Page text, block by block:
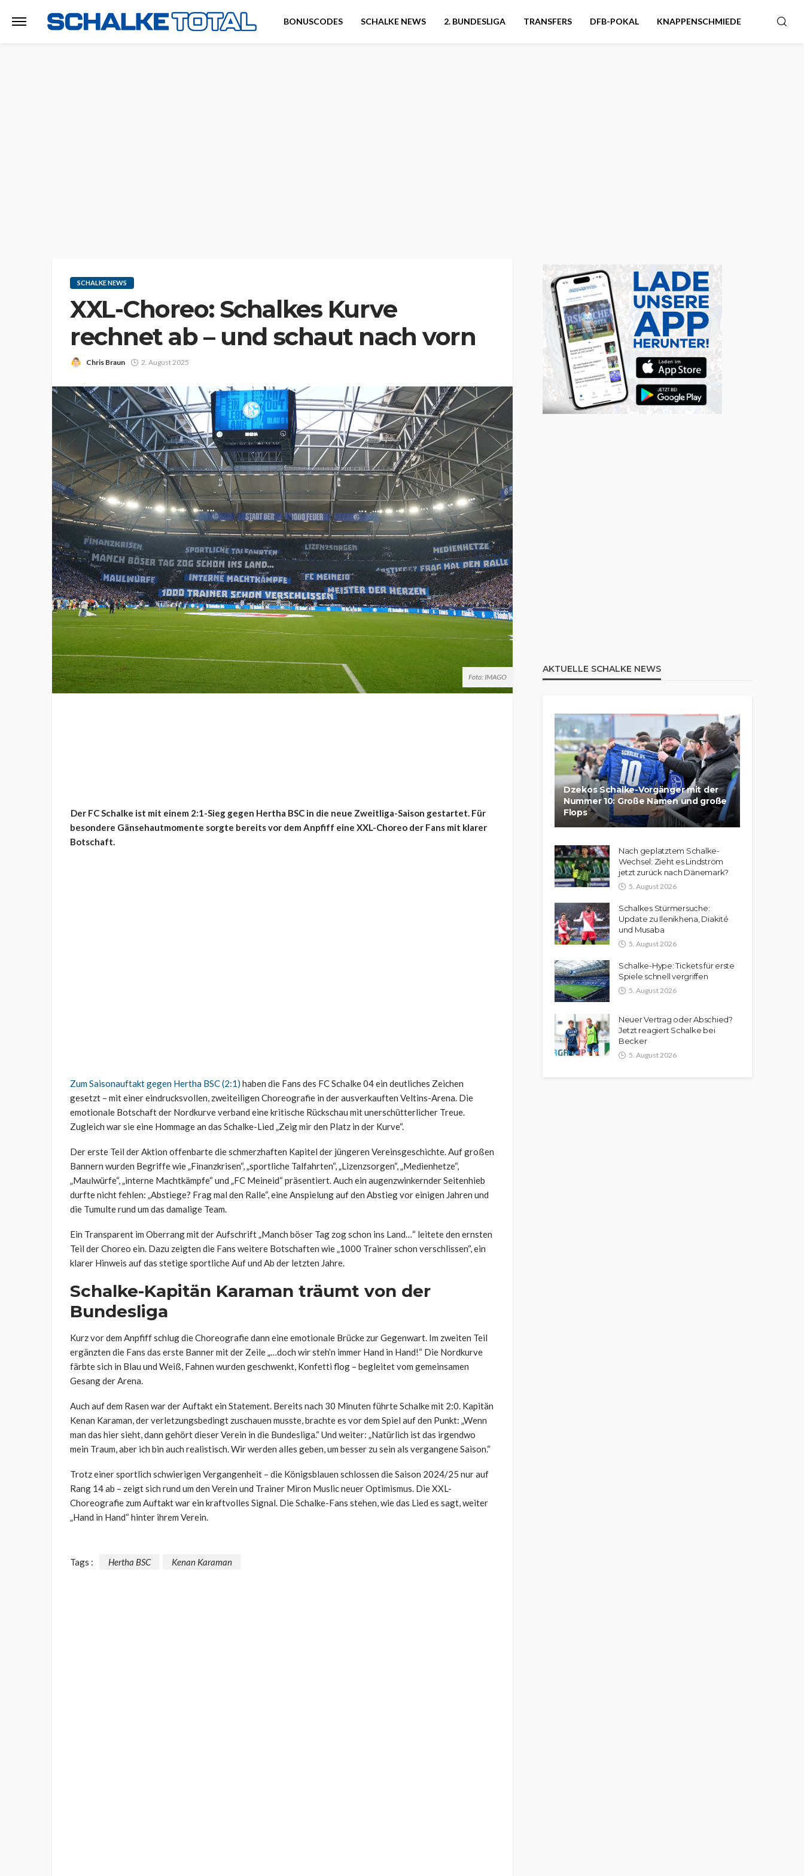
BONUSCODES SCHALKE NEWS 2. BUNDESLIGA TRANSFERS DFB-POKAL KNAPPENSCHMIEDE
SCHALKE NEWS
XXL-Choreo: Schalkes Kurve
rechnet ab – und schaut nach vorn
Chris Braun 2. August 2025
Foto: IMAGO
Der FC Schalke ist mit einem 2:1-Sieg gegen Hertha BSC in die neue Zweitliga-Saison gestartet. Für
besondere Gänsehautmomente sorgte bereits vor dem Anpfiff eine XXL-Choreo der Fans mit klarer
Botschaft.
Zum Saisonauftakt gegen Hertha BSC (2:1) haben die Fans des FC Schalke 04 ein deutliches Zeichen
gesetzt – mit einer eindrucksvollen, zweiteiligen Choreografie in der ausverkauften Veltins-Arena. Die
emotionale Botschaft der Nordkurve verband eine kritische Rückschau mit unerschütterlicher Treue.
Zugleich war sie eine Hommage an das Schalke-Lied „Zeig mir den Platz in der Kurve“.
Der erste Teil der Aktion offenbarte die schmerzhaften Kapitel der jüngeren Vereinsgeschichte. Auf großen
Bannern wurden Begriffe wie „Finanzkrisen“, „sportliche Talfahrten“, „Lizenzsorgen“, „Medienhetze“,
„Maulwürfe“, „interne Machtkämpfe“ und „FC Meineid“ präsentiert. Auch ein augenzwinkernder Seitenhieb
durfte nicht fehlen: „Abstiege? Frag mal den Ralle“, eine Anspielung auf den Abstieg vor einigen Jahren und
die Tumulte rund um das damalige Team.
Ein Transparent im Oberrang mit der Aufschrift „Manch böser Tag zog schon ins Land…“ leitete den ernsten
Teil der Choreo ein. Dazu zeigten die Fans weitere Botschaften wie „1000 Trainer schon verschlissen“, ein
klarer Hinweis auf das stetige sportliche Auf und Ab der letzten Jahre.
Schalke-Kapitän Karaman träumt von der
Bundesliga
Kurz vor dem Anpfiff schlug die Choreografie dann eine emotionale Brücke zur Gegenwart. Im zweiten Teil
ergänzten die Fans das erste Banner mit der Zeile „…doch wir steh’n immer Hand in Hand!“ Die Nordkurve
färbte sich in Blau und Weiß, Fahnen wurden geschwenkt, Konfetti flog – begleitet vom gemeinsamen
Gesang der Arena.
Auch auf dem Rasen war der Auftakt ein Statement. Bereits nach 30 Minuten führte Schalke mit 2:0. Kapitän
Kenan Karaman, der verletzungsbedingt zuschauen musste, brachte es vor dem Spiel auf den Punkt: „Wenn
man das hier sieht, dann gehört dieser Verein in die Bundesliga.“ Und weiter: „Natürlich ist das irgendwo
mein Traum, aber ich bin auch realistisch. Wir werden alles geben, um besser zu sein als vergangene Saison.“
Trotz einer sportlich schwierigen Vergangenheit – die Königsblauen schlossen die Saison 2024/25 nur auf
Rang 14 ab – zeigt sich rund um den Verein und Trainer Miron Muslic neuer Optimismus. Die XXL-
Choreografie zum Auftakt war ein kraftvolles Signal. Die Schalke-Fans stehen, wie das Lied es sagt, weiter
„Hand in Hand“ hinter ihrem Verein.
Tags : Hertha BSC Kenan Karaman
AKTUELLE SCHALKE NEWS
Dzekos Schalke-Vorgänger mit der
Nummer 10: Große Namen und große
Flops
Nach geplatztem Schalke-
Wechsel: Zieht es Lindström
jetzt zurück nach Dänemark?
5. August 2026
Schalkes Stürmersuche:
Update zu Ilenikhena, Diakité
und Musaba
5. August 2026
Schalke-Hype: Tickets für erste
Spiele schnell vergriffen
5. August 2026
Neuer Vertrag oder Abschied?
Jetzt reagiert Schalke bei
Becker
5. August 2026